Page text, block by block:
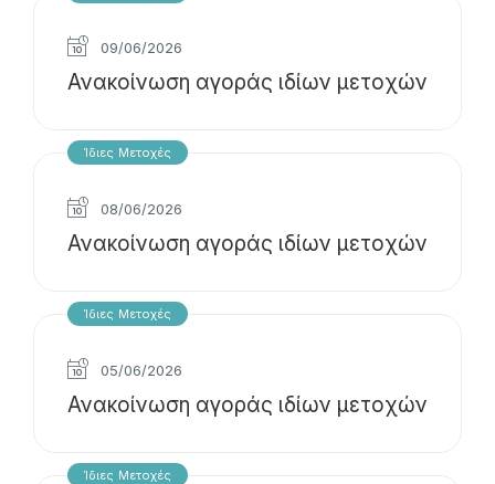
09/06/2026
Ανακοίνωση αγοράς ιδίων μετοχών
Ίδιες Μετοχές
08/06/2026
Ανακοίνωση αγοράς ιδίων μετοχών
Ίδιες Μετοχές
05/06/2026
Ανακοίνωση αγοράς ιδίων μετοχών
Ίδιες Μετοχές